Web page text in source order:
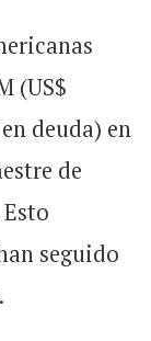
(US$
deuda) en
de
seguido